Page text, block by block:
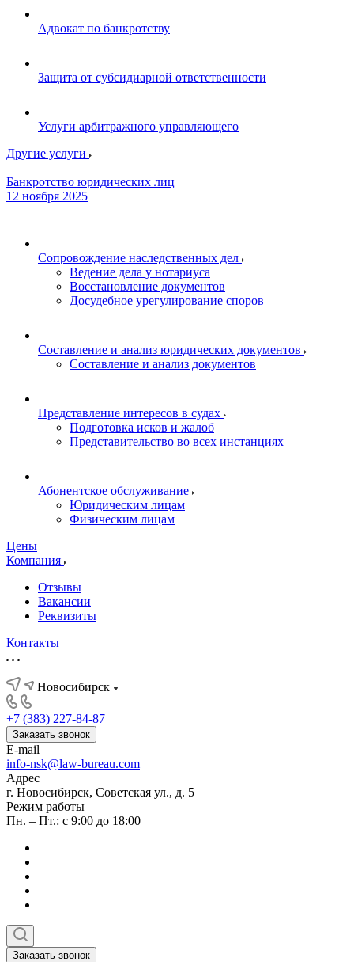
Адвокат по банкротству
Защита от субсидиарной ответственности
Услуги арбитражного управляющего
Другие услуги
Банкротство юридических лиц
12 ноября 2025
Сопровождение наследственных дел
Ведение дела у нотариуса
Восстановление документов
Досудебное урегулирование споров
Составление и анализ юридических документов
Составление и анализ документов
Представление интересов в судах
Подготовка исков и жалоб
Представительство во всех инстанциях
Абонентское обслуживание
Юридическим лицам
Физическим лицам
Цены
Компания
Отзывы
Вакансии
Реквизиты
Контакты
Новосибирск
+7 (383) 227-84-87
Заказать звонок
E-mail
info-nsk@law-bureau.com
Адрес
г. Новосибирск, Советская ул., д. 5
Режим работы
Пн. – Пт.: с 9:00 до 18:00
Заказать звонок